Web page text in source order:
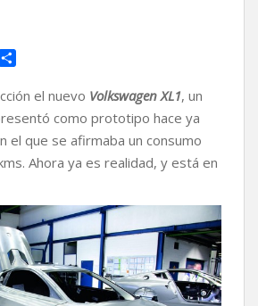
m
p
a
r
t
r
el nuevo Volkswagen XL1, un
como prototipo hace ya
el que se afirmaba un consumo
Ahora ya es realidad, y está en